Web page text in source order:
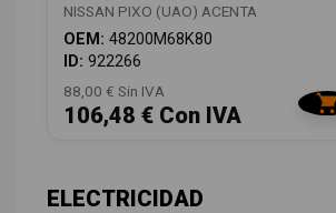
NISSAN PIXO (UAO) ACENTA
OEM: 48200M68K80
ID: 922266
88,00 € Sin IVA
106,48 € Con IVA
ELECTRICIDAD